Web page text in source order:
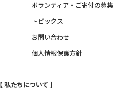
ボランティア・ご寄付の募集
トピックス
お問い合わせ
個人情報保護方針
【 私たちについて 】